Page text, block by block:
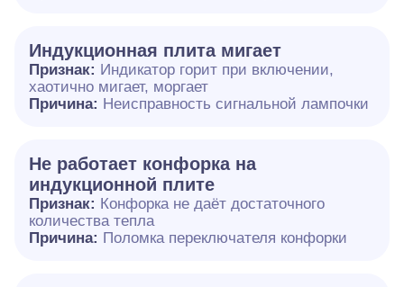
Индукционная плита мигает
Признак: Индикатор горит при включении,
хаотично мигает, моргает
Причина: Неисправность сигнальной лампочки
Не работает конфорка на
индукционной плите
Признак: Конфорка не даёт достаточного
количества тепла
Причина: Поломка переключателя конфорки